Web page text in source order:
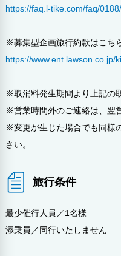
https://faq.l-tike.com/faq/0188/
※募集型企画旅行約款はこち
https://www.ent.lawson.co.jp/
※取消料発生期間より上記の
※営業時間外のご連絡は、翌
※変更が生じた場合でも同様
さい。
旅行条件
最少催行人員／1名様
添乗員／同行いたしません